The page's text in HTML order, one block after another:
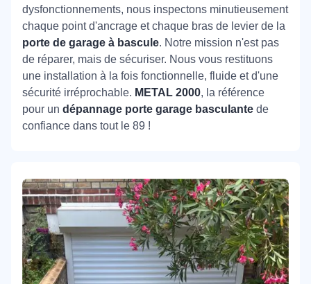
dysfonctionnements, nous inspectons minutieusement
chaque point d'ancrage et chaque bras de levier de la
porte de garage à bascule. Notre mission n'est pas
de réparer, mais de sécuriser. Nous vous restituons
une installation à la fois fonctionnelle, fluide et d'une
sécurité irréprochable. METAL 2000, la référence
pour un dépannage porte garage basculante de
confiance dans tout le 89 !